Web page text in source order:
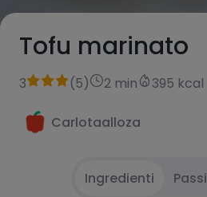
Tofu marinato
3 (5) 2 min 395 kcal
Carlotaalloza
Ingredienti Passi